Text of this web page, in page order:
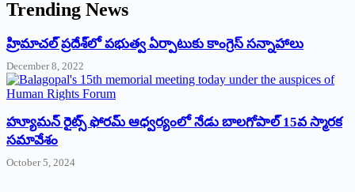
Trending News
‌హ్రిమాచల్‌ ‌ప్రదేశ్‌లో పభుత్వ ఏర్పాటుకు కాంగ్రెస్‌ ‌సన్నాహాలు
December 8, 2022
హ్యూమన్‌ రైట్స్‌ ఫోరమ్‌ ఆధ్వర్యంలో నేడు బాలగోపాల్‌ 15వ స్మారక
సమావేశం
October 5, 2024